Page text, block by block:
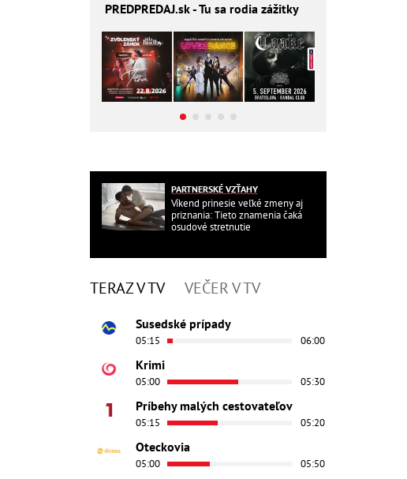
PREDPREDAJ.sk - Tu sa rodia zážitky
PARTNERSKÉ VZŤAHY
Víkend prinesie veľké zmeny aj
priznania: Tieto znamenia čaká
osudové stretnutie
TERAZ V TV VEČER V TV
Susedské prípady
05:15 06:00
Krimi
05:00 05:30
Príbehy malých cestovateľov
05:15 05:20
Oteckovia
05:00 05:50